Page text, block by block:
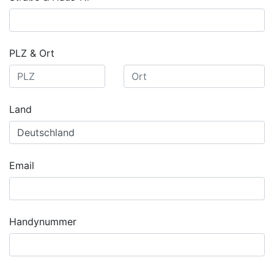
PLZ & Ort
Land
Email
Handynummer